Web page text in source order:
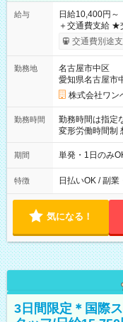
給与
日給10,400円～
＋交通費支給 ★交通費全額支給！ ★日払いOK！（規定あり） ┗
働いたその日
交通費別途
勤務地
名古屋市中区
愛知県名古屋市
株式会社ワン
勤務時間
勤務時間は指定
変形労働時間制 想定労
00～20：00
期間 単発・1日のみ
特徴 日払いOK / 副
気になる！
3日間限定＊国際